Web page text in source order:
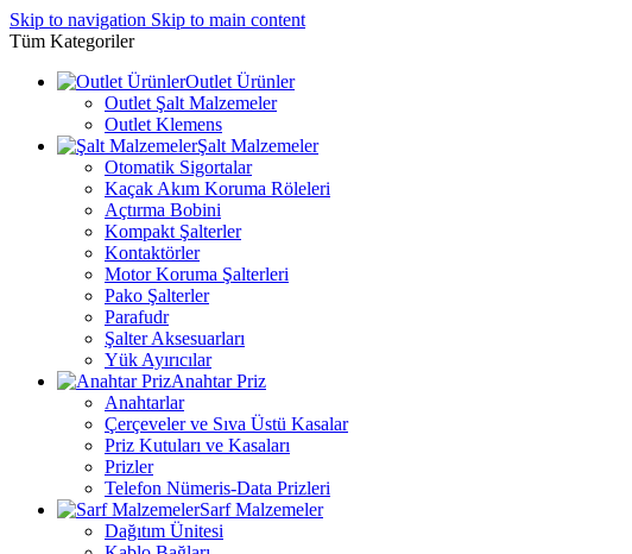
Skip to navigation Skip to main content
Tüm Kategoriler
Outlet Ürünler
Outlet Şalt Malzemeler
Outlet Klemens
Şalt Malzemeler
Otomatik Sigortalar
Kaçak Akım Koruma Röleleri
Açtırma Bobini
Kompakt Şalterler
Kontaktörler
Motor Koruma Şalterleri
Pako Şalterler
Parafudr
Şalter Aksesuarları
Yük Ayırıcılar
Anahtar Priz
Anahtarlar
Çerçeveler ve Sıva Üstü Kasalar
Priz Kutuları ve Kasaları
Prizler
Telefon Nümeris-Data Prizleri
Sarf Malzemeler
Dağıtım Ünitesi